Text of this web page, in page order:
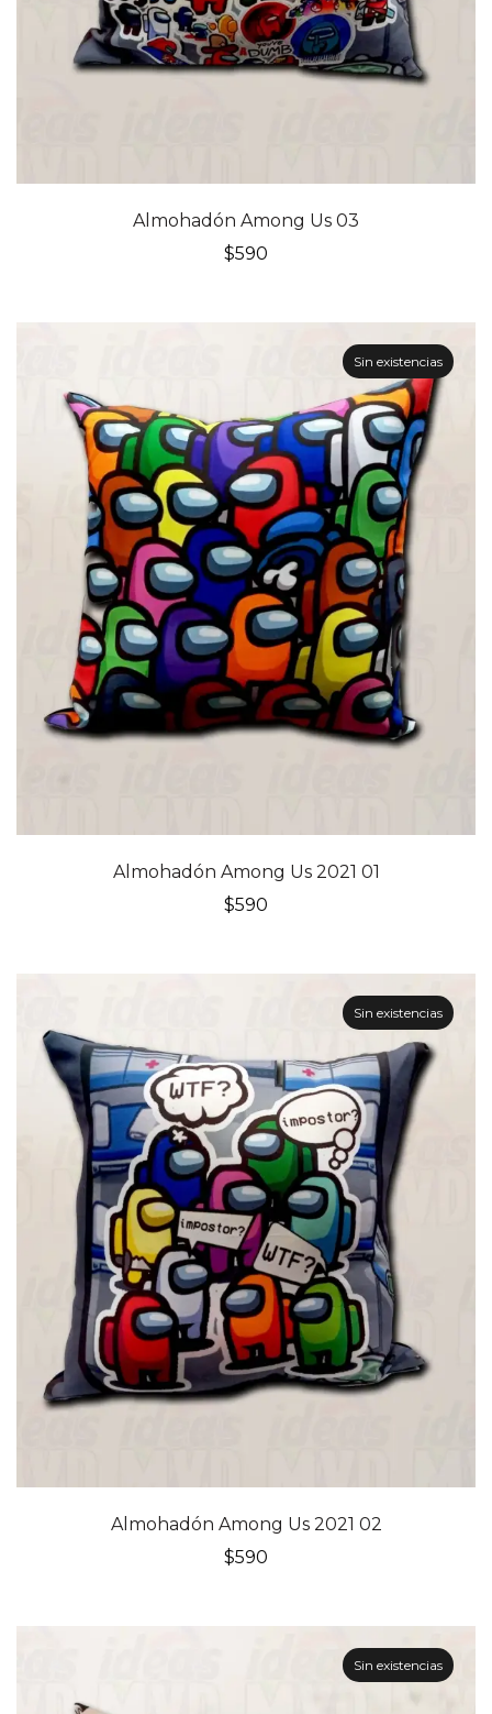
Almohadón Among Us 03
$590
Sin existencias
Almohadón Among Us 2021 01
$590
Sin existencias
Almohadón Among Us 2021 02
$590
Sin existencias